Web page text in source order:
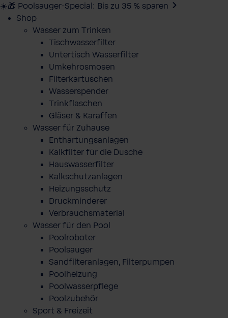
☀️🎁 Poolsauger-Special: Bis zu 35 % sparen
Shop
Wasser zum Trinken
Tischwasserfilter
Untertisch Wasserfilter
Umkehrosmosen
Filterkartuschen
Wasserspender
Trinkflaschen
Gläser & Karaffen
Wasser für Zuhause
Enthärtungsanlagen
Kalkfilter für die Dusche
Hauswasserfilter
Kalkschutzanlagen
Heizungsschutz
Druckminderer
Verbrauchsmaterial
Wasser für den Pool
Poolroboter
Poolsauger
Sandfilteranlagen, Filterpumpen
Poolheizung
Poolwasserpflege
Poolzubehör
Sport & Freizeit